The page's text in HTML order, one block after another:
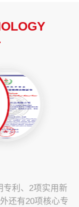
专利、2项实用新
还有20项核心专